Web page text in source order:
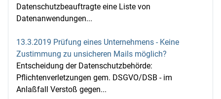
Datenschutzbeauftragte eine Liste von
Datenanwendungen...
13.3.2019 Prüfung eines Unternehmens - Keine
Zustimmung zu unsicheren Mails möglich?
Entscheidung der Datenschutzbehörde:
Pflichtenverletzungen gem. DSGVO/DSB - im
Anlaßfall Verstoß gegen...